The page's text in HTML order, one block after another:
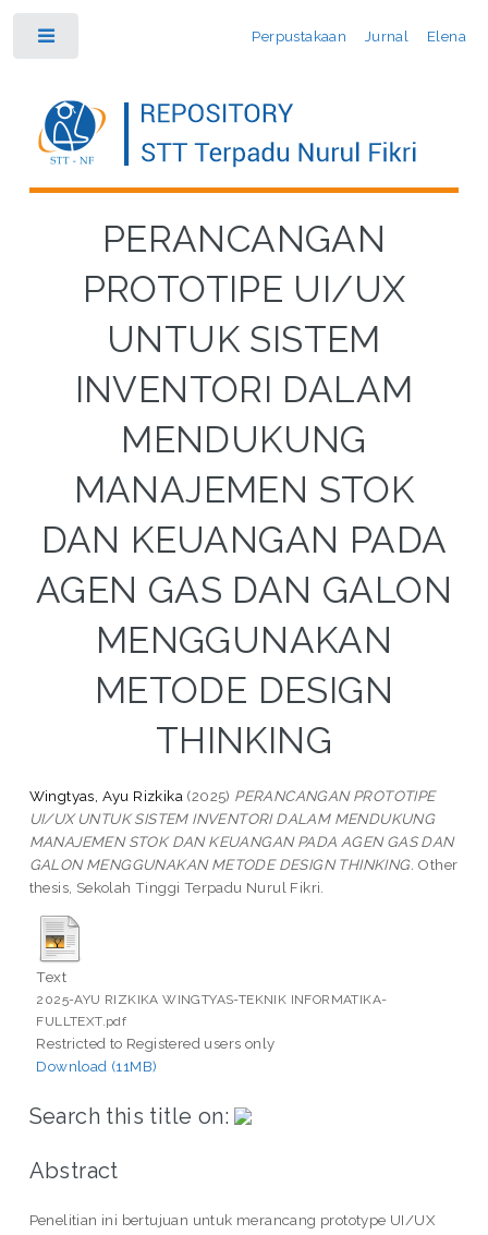
Perpustakaan Jurnal Elena
PERANCANGAN
PROTOTIPE UI/UX
UNTUK SISTEM
INVENTORI DALAM
MENDUKUNG
MANAJEMEN STOK
DAN KEUANGAN PADA
AGEN GAS DAN GALON
MENGGUNAKAN
METODE DESIGN
THINKING
Wingtyas, Ayu Rizkika (2025) PERANCANGAN PROTOTIPE
UI/UX UNTUK SISTEM INVENTORI DALAM MENDUKUNG
MANAJEMEN STOK DAN KEUANGAN PADA AGEN GAS DAN
GALON MENGGUNAKAN METODE DESIGN THINKING. Other
thesis, Sekolah Tinggi Terpadu Nurul Fikri.
Text
2025-AYU RIZKIKA WINGTYAS-TEKNIK INFORMATIKA-
FULLTEXT.pdf
Restricted to Registered users only
Download (11MB)
Search this title on:
Abstract
Penelitian ini bertujuan untuk merancang prototype UI/UX